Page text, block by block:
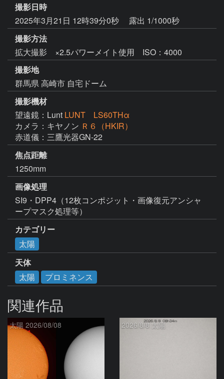
撮影日時
2025年3月21日 12時39分0秒
露出 1/1000秒
撮影方法
拡大撮影 ×2.5パワーメイト使用 ISO：4000
撮影地
群馬県 高崎市 自宅ドーム
撮影機材
望遠鏡：Lunt LUNT LS60THα
カメラ：キヤノン Ｒ６（HKIR）
赤道儀：三鷹光器GN-22
焦点距離
1250mm
画像処理
SI9・DPP4（12枚コンポジット・画像復元アンシャ
ープマスク処理等）
カテゴリー
太陽
天体
太陽
プロミネンス
関連作品
太陽 2026/08/08 2026/8/8 太陽